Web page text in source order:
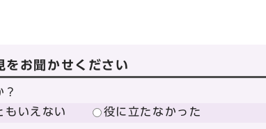
をお聞かせください
もいえない 役に立たなかった